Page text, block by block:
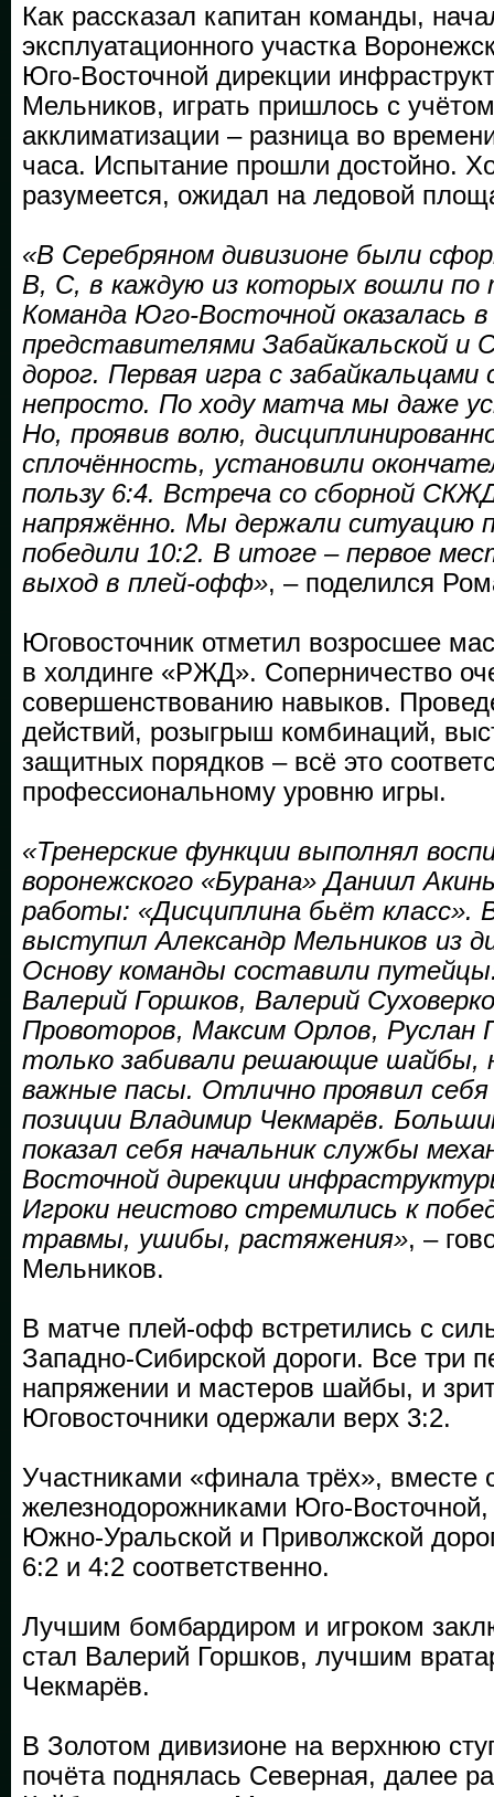
Как рассказал капитан команды,
эксплуатационного участка
Юго-Восточной дирекции
Мельников, играть пришлось с
акклиматизации – разница во
часа. Испытание прошли достойно.
разумеется, ожидал на ледовой
«В Серебряном дивизионе были
В, С, в каждую из которых вошли по
Команда Юго-Восточной оказалась в
представителями Забайкальской и
дорог. Первая игра с забайкальцами
непросто. По ходу матча мы даже
Но, проявив волю,
сплочённость, установили
пользу 6:4. Встреча со сборной
напряжённо. Мы держали ситуацию
победили 10:2. В итоге – первое
выход в плей-офф», – поделился
Юговосточник отметил возросшее
в холдинге «РЖД». Соперничество
совершенствованию навыков.
действий, розыгрыш комбинаций,
защитных порядков – всё это
профессиональному уровню игры.
«Тренерские функции выполнял
воронежского «Бурана» Даниил
работы: «Дисциплина бьёт класс».
выступил Александр Мельников из
Основу команды составили
Валерий Горшков, Валерий
Провоторов, Максим Орлов, Руслан
только забивали решающие шайбы,
важные пасы. Отлично проявил себя
позиции Владимир Чекмарёв.
показал себя начальник службы
Восточной дирекции
Игроки неистово стремились к
травмы, ушибы, растяжения», –
Мельников.
В матче плей-офф встретились с
Западно-Сибирской дороги. Все три
напряжении и мас­теров шайбы, и
Юговосточники одержали верх 3:2.
Участниками «финала трёх», вместе
железнодорожниками Юго-Восточной,
Южно-Уральской и Приволжской
6:2 и 4:2 соответственно.
Лучшим бомбардиром и игроком
стал Валерий Горшков, лучшим
Чекмарёв.
В Золотом дивизионе на верхнюю
почёта поднялась Северная, далее